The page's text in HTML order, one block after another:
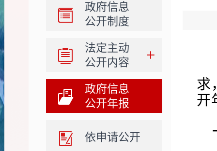
政府信息
公开制度
法定主动
公开内容
政府信息
公开年报
依申请公开
求
开